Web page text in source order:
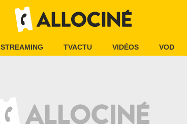
STREAMING TVACTU VIDÉOS VOD